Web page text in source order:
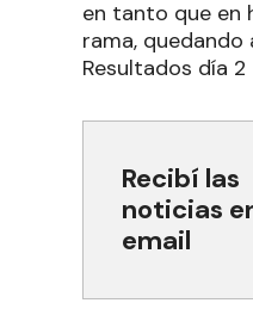
en tanto que en
rama, quedando
Resultados día 2
Recibí las
noticias
email